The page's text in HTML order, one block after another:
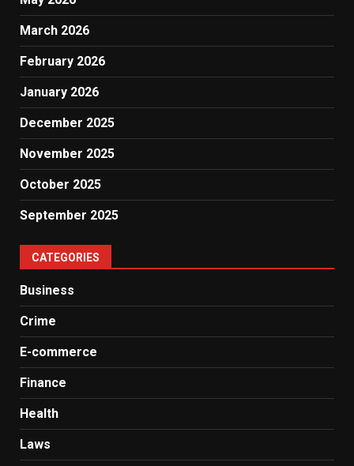
March 2026
February 2026
January 2026
December 2025
November 2025
October 2025
September 2025
CATEGORIES
Business
Crime
E-commerce
Finance
Health
Laws